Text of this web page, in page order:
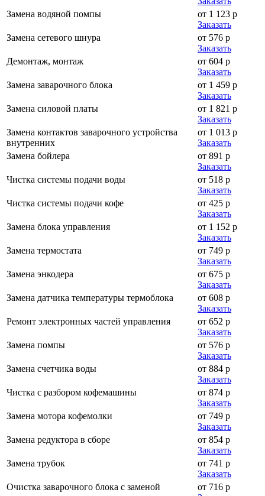
Замена водяной помпы
от 1 123 р
Заказать
Замена сетевого шнура
от 576 р
Заказать
Демонтаж, монтаж
от 604 р
Заказать
Замена заварочного блока
от 1 459 р
Заказать
Замена силовой платы
от 1 821 р
Заказать
Замена контактов заварочного устройства
внутренних
от 1 013 р
Заказать
Замена бойлера
от 891 р
Заказать
Чистка системы подачи воды
от 518 р
Заказать
Чистка системы подачи кофе
от 425 р
Заказать
Замена блока управления
от 1 152 р
Заказать
Замена термостата
от 749 р
Заказать
Замена энкодера
от 675 р
Заказать
Замена датчика температуры термоблока
от 608 р
Заказать
Ремонт электронных частей управления
от 652 р
Заказать
Замена помпы
от 576 р
Заказать
Замена счетчика воды
от 884 р
Заказать
Чистка с разбором кофемашины
от 874 р
Заказать
Замена мотора кофемолки
от 749 р
Заказать
Замена редуктора в сборе
от 854 р
Заказать
Замена трубок
от 741 р
Заказать
Очистка заварочного блока с заменой
от 716 р